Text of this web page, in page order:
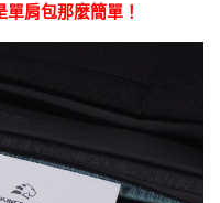
肩包那麼簡單！